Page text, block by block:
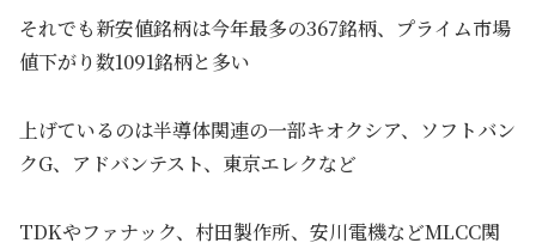
それでも新安値銘柄は今年最多の367銘柄、プライム市場
値下がり数1091銘柄と多い
上げているのは半導体関連の一部キオクシア、ソフトバン
クG、アドバンテスト、東京エレクなど
TDKやファナック、村田製作所、安川電機などMLCC関